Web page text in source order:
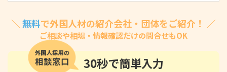
＼ 無料で外国人材の紹介会社・団体をご紹介！ ／
ご相談や相場・情報確認だけの問合せもOK
30秒で簡単入力